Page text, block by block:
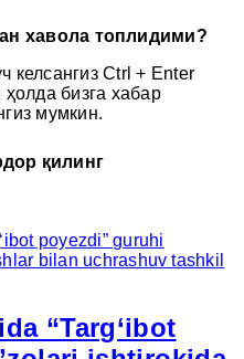
хавола топлидими?
келсангиз Ctrl + Enter
бизга хабар
мумкин.
қилинг
“Targ‘ibot